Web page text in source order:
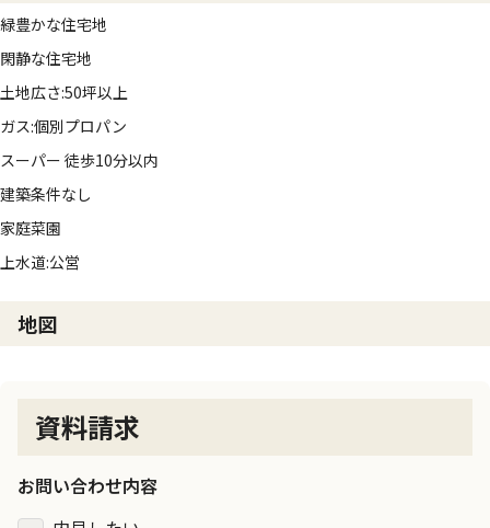
緑豊かな住宅地
閑静な住宅地
土地広さ:50坪以上
ガス:個別プロパン
スーパー 徒歩10分以内
建築条件なし
家庭菜園
上水道:公営
地図
資料請求
お問い合わせ内容